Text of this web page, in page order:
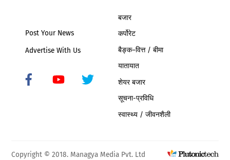
Post Your News
Advertise With Us
Icon
बजार
कर्पोरेट
बैङ्क–वित्त / बीमा
यातायात
शेयर बजार
सूचना-प्रविधि
स्वास्थ्य / जीवनशैली
Copyright © 2018. Managya Media Pvt. Ltd